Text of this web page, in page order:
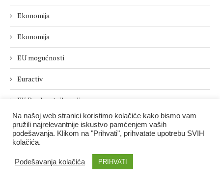
Ekonomija
Ekonomija
EU mogućnosti
Euractiv
EY Preduzetnik godine
Features
Interviews
Intervjui
Na našoj web stranici koristimo kolačiće kako bismo vam
pružili najrelevantnije iskustvo pamćenjem vaših
podešavanja. Klikom na "Prihvati", prihvatate upotrebu SVIH
kolačića.
Podešavanja kolačića PRIHVATI